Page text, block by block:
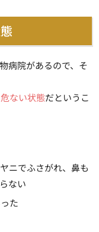
病院があるので、そ
ない状態だというこ
ニでふさがれ、鼻も
ない
た